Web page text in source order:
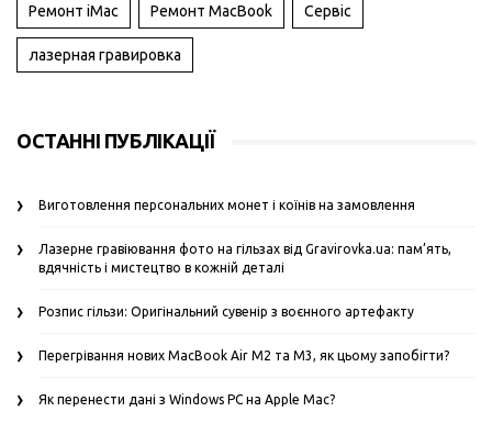
Ремонт iMac Ремонт MacBook Сервіс
лазерная гравировка
ОСТАННІ ПУБЛІКАЦІЇ
Виготовлення персональних монет і коїнів на замовлення
Лазерне гравіювання фото на гільзах від Gravirovka.ua: пам’ять,
вдячність і мистецтво в кожній деталі
Розпис гільзи: Оригінальний сувенір з воєнного артефакту
Перегрівання нових MacBook Air M2 та M3, як цьому запобігти?
Як перенести дані з Windows PC на Apple Mac?